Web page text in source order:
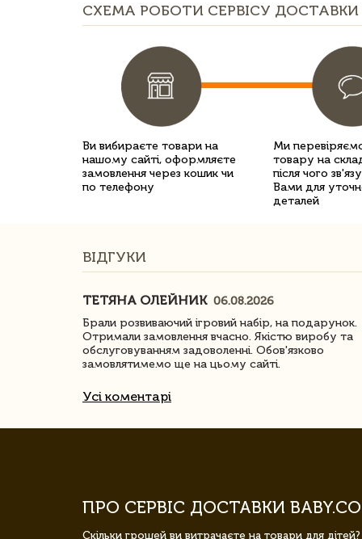
СХЕМА РОБОТИ СЕРВІСУ ДОСТАВКИ
Ви вибираєте товари на
нашому сайті, оформляєте
замовлення через кошик чи
по телефону
Ми
товару на
після чого
Вами для
деталей
ВІДГУКИ
ТЕТЯНА ОЛЕЙНИК 06.08.2026
Брали розвиваючий ігровий набір, на подарунок.
Отримали замовлення вчасно. Якістю виробу та
обслуговуванням задоволенні. Обов'язково
замовлятимемо ще на цьому сайті.
Усі коментарі
ПРО СЕРВІС ДОСТАВКИ
Скільки грошей ви витрачаєте на товари для